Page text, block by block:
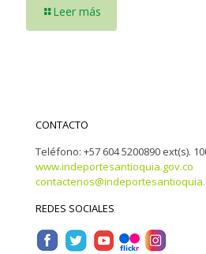
Leer más
CONTACTO
Teléfono: +57 604 5200890 ext(s).
www.indeportesantioquia.gov.co
REDES SOCIALES